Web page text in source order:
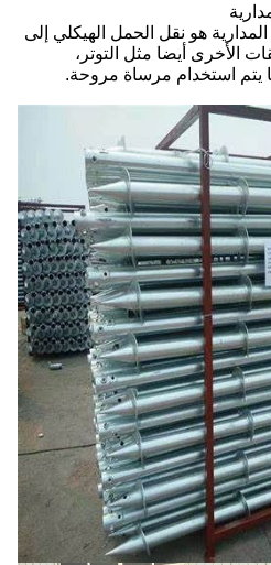
هو نقل الحمل الهيكلي إلى
الأخرى أيضا مثل التوتر،
يتم استخدام مرساة مروحة.